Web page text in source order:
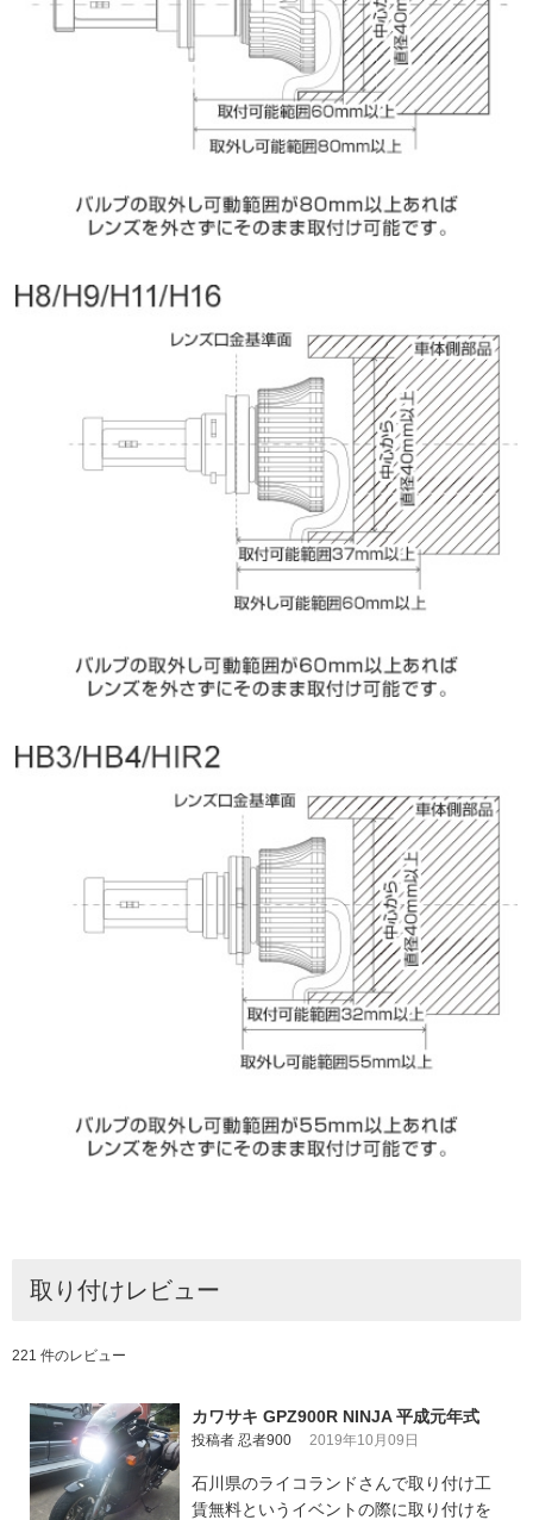
取り付けレビュー
221 件のレビュー
カワサキ GPZ900R NINJA 平成元年式
投稿者 忍者900 2019年10月09日
石川県のライコランドさんで取り付け工
賃無料というイベントの際に取り付けを